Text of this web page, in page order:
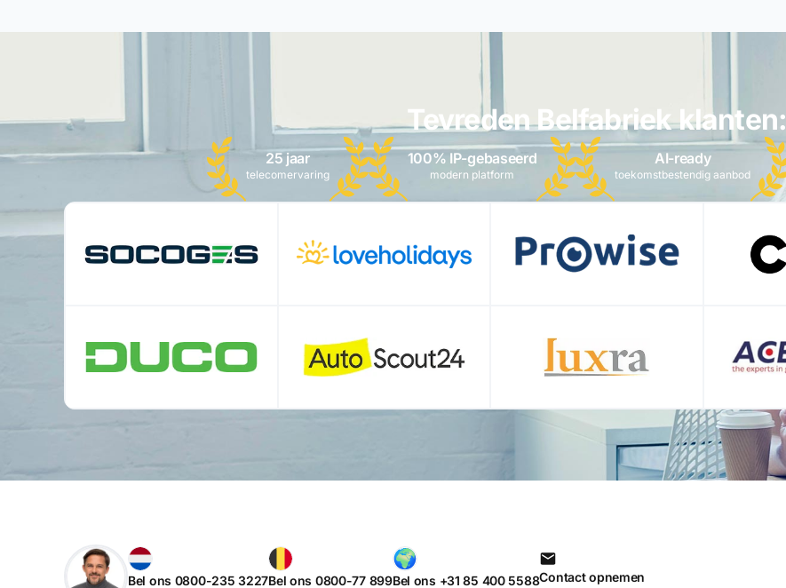
Tevreden Belfabriek klanten:
25 jaar
telecomervaring
100% IP-gebaseerd
modern platform
AI-ready
toekomstbestendig aanbod
Bel ons 0800-235 3227Bel ons 0800-77 899Bel ons +31 85 400 5588Contact opnemen